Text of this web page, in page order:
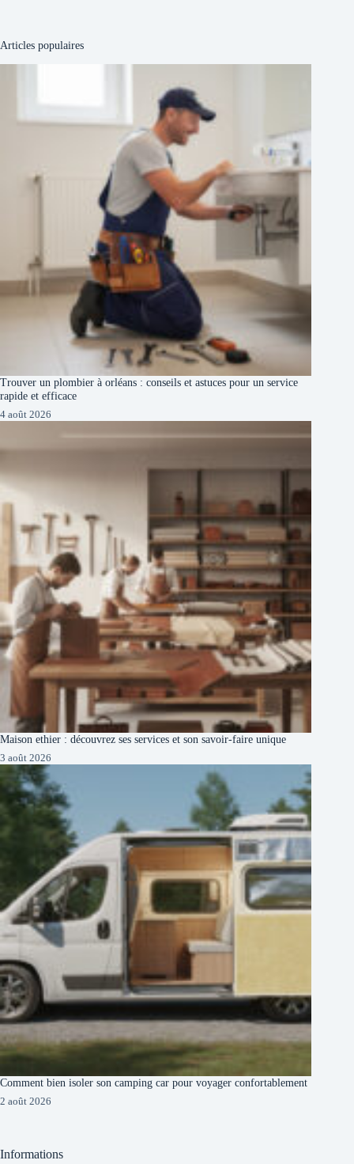
Articles populaires
Trouver un plombier à orléans : conseils et astuces pour un service
rapide et efficace
4 août 2026
Maison ethier : découvrez ses services et son savoir-faire unique
3 août 2026
Comment bien isoler son camping car pour voyager confortablement
2 août 2026
Informations